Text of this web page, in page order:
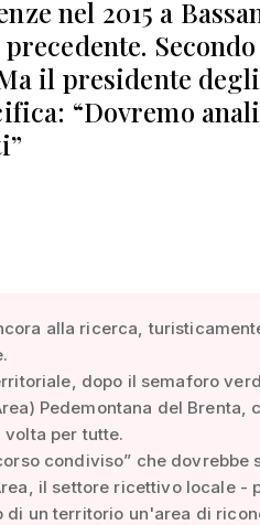
nel 2015 a
il presidente degli
“Dovremo
alla ricerca,
dopo il semaforo
Pedemontana del Brenta,
per tutte.
condiviso” che dovrebbe
il settore ricettivo locale -
di un territorio un'area di